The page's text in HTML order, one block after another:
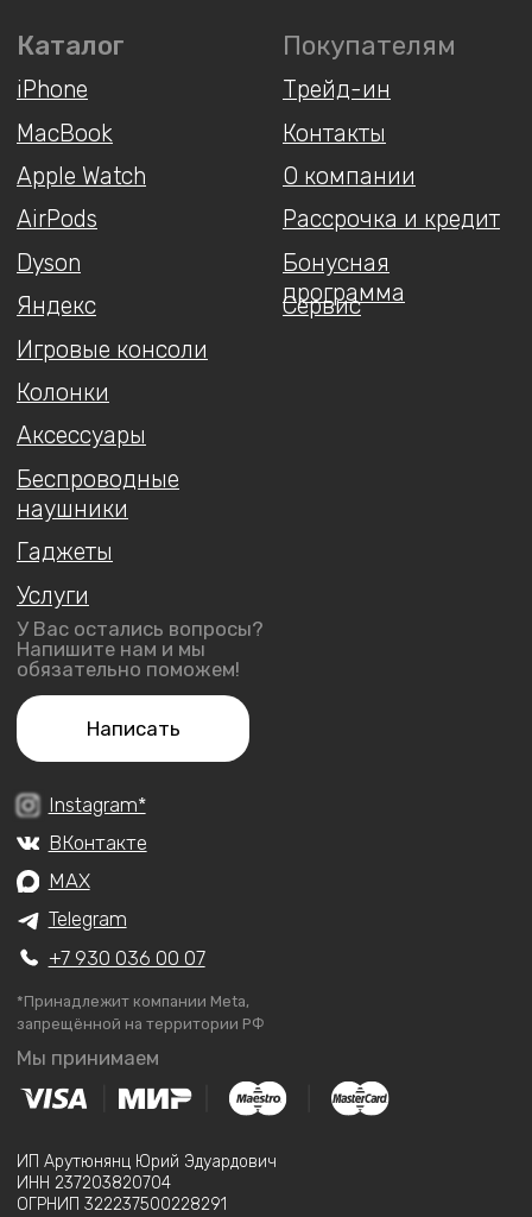
Политика конфиденциальности
Обмен и возврат
Доставка и оплата
Разработка сайта